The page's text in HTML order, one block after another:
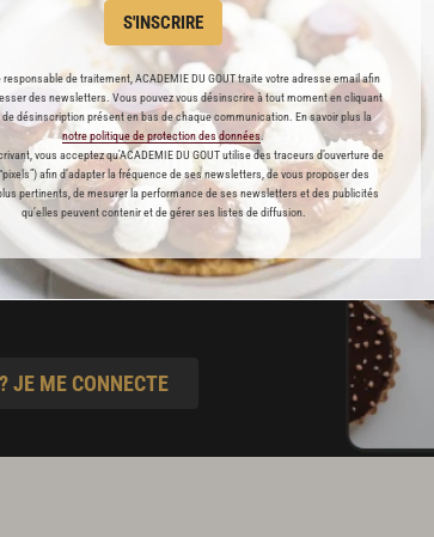
S'INSCRIRE
responsable de traitement, ACADEMIE DU GOUT traite votre adresse email afin
des newsletters. Vous pouvez vous désinscrire à tout moment en cliquant
de désinscription présent en bas de chaque communication. En savoir plus la
notre politique de protection des données.
vous acceptez qu'ACADEMIE DU GOUT utilise des traceurs d’ouverture de
afin d’adapter la fréquence de ses newsletters, de vous proposer des
pertinents, de mesurer la performance de ses newsletters et des publicités
qu’elles peuvent contenir et de gérer ses listes de diffusion.
JE ME CONNECTE